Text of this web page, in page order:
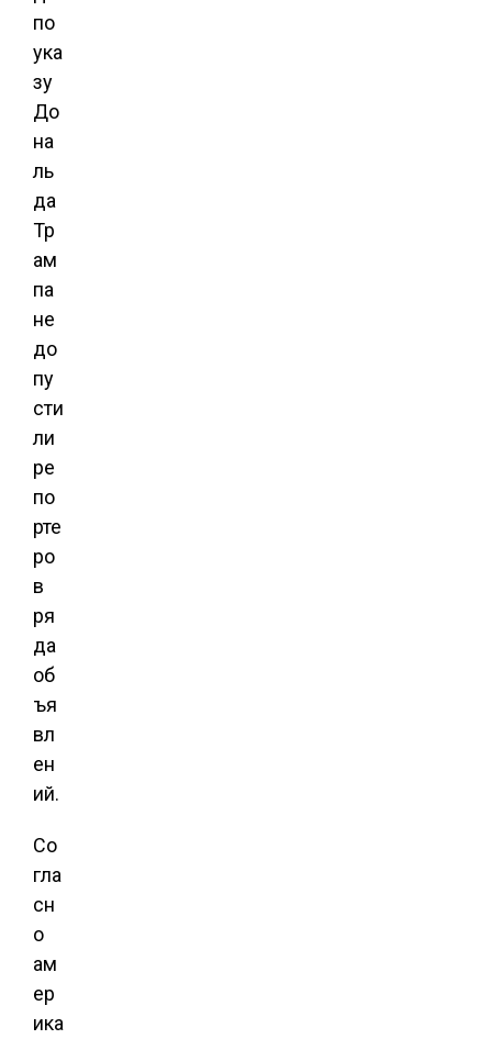
по
ука
зу
До
на
ль
да
Тр
ам
па
не
до
пу
сти
ли
ре
по
рте
ро
в
ря
да
об
ъя
вл
ен
ий.
Со
гла
сн
о
ам
ер
ика